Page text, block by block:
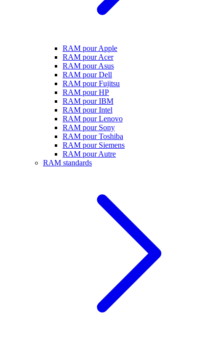
RAM pour Apple
RAM pour Acer
RAM pour Asus
RAM pour Dell
RAM pour Fujitsu
RAM pour HP
RAM pour IBM
RAM pour Intel
RAM pour Lenovo
RAM pour Sony
RAM pour Toshiba
RAM pour Siemens
RAM pour Autre
RAM standards